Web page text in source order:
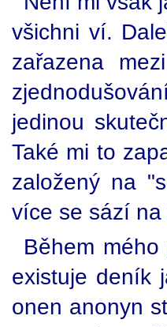
všichni ví.
zařazena
jedinou
Také mi to
založený na
více se sází
Během
existuje deník
onen anonyn